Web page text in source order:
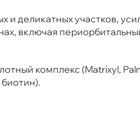
и деликатных участков, у
включая
комплекс (Matrixyl,